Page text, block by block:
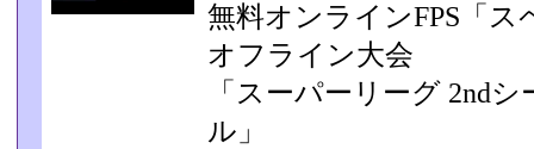
無料オンラインFPS「
オフライン大会
「スーパーリーグ 2nd
ル」